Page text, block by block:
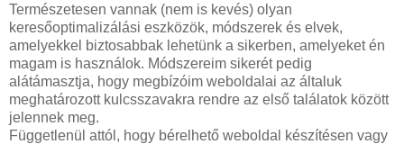
Természetesen vannak (nem is kevés) olyan
keresőoptimalizálási eszközök, módszerek és elvek,
amelyekkel biztosabbak lehetünk a sikerben, amelyeket én
magam is használok. Módszereim sikerét pedig
alátámasztja, hogy megbízóim weboldalai az általuk
meghatározott kulcsszavakra rendre az első találatok között
jelennek meg.
Függetlenül attól, hogy bérelhető weboldal készítésen vagy